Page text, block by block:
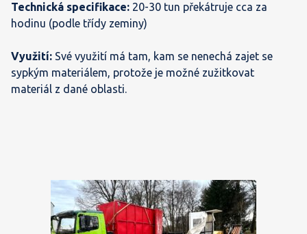
Technická specifikace: 20-30 tun překátruje cca za
hodinu (podle třídy zeminy)
Využití: Své využití má tam, kam se nenechá zajet se
sypkým materiálem, protože je možné zužitkovat
materiál z dané oblasti.